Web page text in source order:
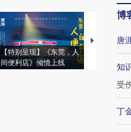
【特别呈现】《东莞，人
间便利店》倾情上线
【推广】走
会，让数
博
唐
知
受
丁